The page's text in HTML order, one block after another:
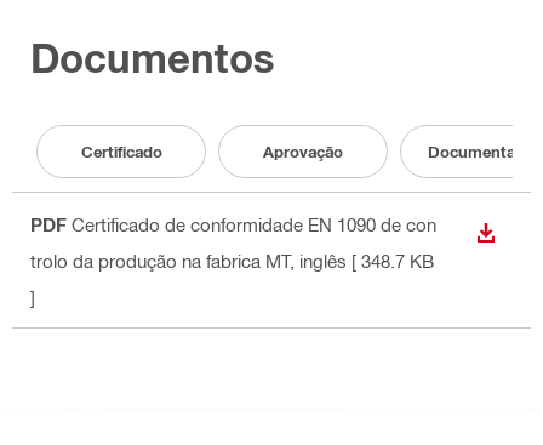
Documentos
Certificado Aprovação Documentação
PDF Certificado de conformidade EN 1090 de con
trolo da produção na fabrica MT, inglês [ 348.7 KB
]